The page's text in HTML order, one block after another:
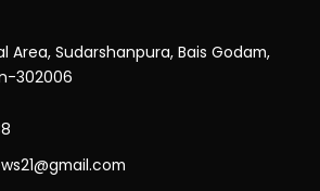
Area, Sudarshanpura, Bais Godam,
302006